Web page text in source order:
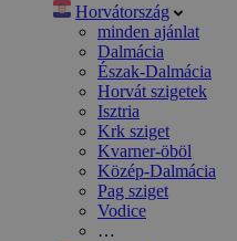
Horvátország
minden ajánlat
Dalmácia
Észak-Dalmácia
Horvát szigetek
Isztria
Krk sziget
Kvarner-öböl
Közép-Dalmácia
Pag sziget
Vodice
…